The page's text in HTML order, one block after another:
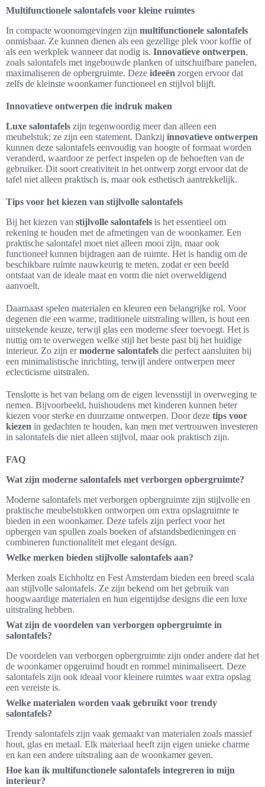
Multifunctionele salontafels voor kleine ruimtes
In compacte woonomgevingen zijn multifunctionele salontafels
onmisbaar. Ze kunnen dienen als een gezellige plek voor koffie of
als een werkplek wanneer dat nodig is. Innovatieve ontwerpen,
zoals salontafels met ingebouwde planken of uitschuifbare panelen,
maximaliseren de opbergruimte. Deze ideeën zorgen ervoor dat
zelfs de kleinste woonkamer functioneel en stijlvol blijft.
Innovatieve ontwerpen die indruk maken
Luxe salontafels zijn tegenwoordig meer dan alleen een
meubelstuk; ze zijn een statement. Dankzij innovatieve ontwerpen
kunnen deze salontafels eenvoudig van hoogte of formaat worden
veranderd, waardoor ze perfect inspelen op de behoeften van de
gebruiker. Dit soort creativiteit in het ontwerp zorgt ervoor dat de
tafel niet alleen praktisch is, maar ook esthetisch aantrekkelijk.
Tips voor het kiezen van stijlvolle salontafels
Bij het kiezen van stijlvolle salontafels is het essentieel om
rekening te houden met de afmetingen van de woonkamer. Een
praktische salontafel moet niet alleen mooi zijn, maar ook
functioneel kunnen bijdragen aan de ruimte. Het is handig om de
beschikbare ruimte nauwkeurig te meten, zodat er een beeld
ontstaat van de ideale maat en vorm die niet overweldigend
aanvoelt.
Daarnaast spelen materialen en kleuren een belangrijke rol. Voor
degenen die een warme, traditionele uitstraling willen, is hout een
uitstekende keuze, terwijl glas een moderne sfeer toevoegt. Het is
nuttig om te overwegen welke stijl het beste past bij het huidige
interieur. Zo zijn ermoderne salontafels die perfect aansluiten bij
een minimalistische inrichting, terwijl andere ontwerpen meer
eclecticisme uitstralen.
Tenslotte is het van belang om de eigen levensstijl in overweging te
nemen. Bijvoorbeeld, huishoudens met kinderen kunnen beter
kiezen voor sterke en duurzame ontwerpen. Door deze tips voor
kiezen in gedachten te houden, kan men met vertrouwen investeren
in salontafels die niet alleen stijlvol, maar ook praktisch zijn.
FAQ
Wat zijn moderne salontafels met verborgen opbergruimte?
Moderne salontafels met verborgen opbergruimte zijn stijlvolle en
praktische meubelstukken ontworpen om extra opslagruimte te
bieden in een woonkamer. Deze tafels zijn perfect voor het
opbergen van spullen zoals boeken of afstandsbedieningen en
combineren functionaliteit met elegant design.
Welke merken bieden stijlvolle salontafels aan?
Merken zoals Eichholtz en Fest Amsterdam bieden een breed scala
aan stijlvolle salontafels. Ze zijn bekend om het gebruik van
hoogwaardige materialen en hun eigentijdse designs die een luxe
uitstraling hebben.
Wat zijn de voordelen van verborgen opbergruimte in
salontafels?
De voordelen van verborgen opbergruimte zijn onder andere dat het
de woonkamer opgeruimd houdt en rommel minimaliseert. Deze
salontafels zijn ook ideaal voor kleinere ruimtes waar extra opslag
een vereiste is.
Welke materialen worden vaak gebruikt voor trendy
salontafels?
Trendy salontafels zijn vaak gemaakt van materialen zoals massief
hout, glas en metaal. Elk materiaal heeft zijn eigen unieke charme
en kan een andere uitstraling aan de woonkamer geven.
Hoe kan ik multifunctionele salontafels integreren in mijn
interieur?